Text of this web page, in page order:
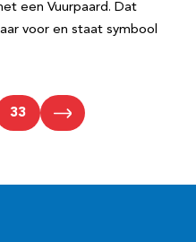
een Vuurpaard. Dat
voor en staat symbool
33